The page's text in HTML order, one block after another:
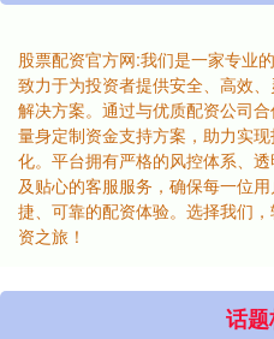
股票配资官方网:我们是一家专业
致力于为投资者提供安全、高效
解决方案。通过与优质配资公司
量身定制资金支持方案，助力实
化。平台拥有严格的风控体系、
及贴心的客服服务，确保每一位
捷、可靠的配资体验。选择我们
资之旅！
话